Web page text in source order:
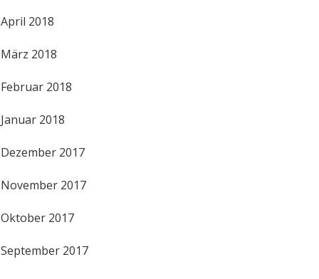
April 2018
März 2018
Februar 2018
Januar 2018
Dezember 2017
November 2017
Oktober 2017
September 2017